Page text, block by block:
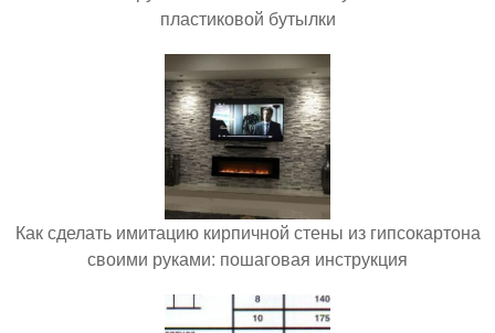
пластиковой бутылки
Как сделать имитацию кирпичной стены из гипсокартона
своими руками: пошаговая инструкция